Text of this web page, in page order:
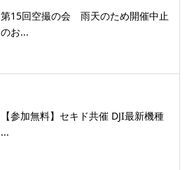
第15回空撮の会 雨天のため開催中止
のお...
【参加無料】セキド共催 DJI最新機種
...